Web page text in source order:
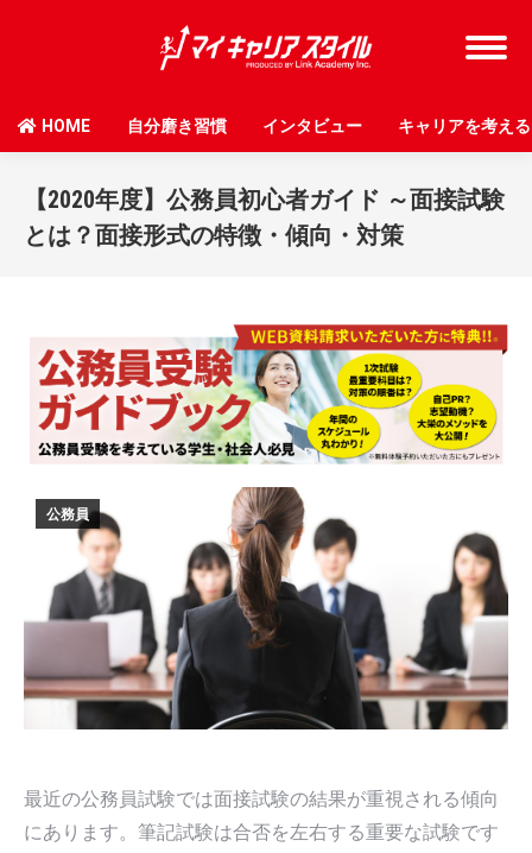
HOME 自分磨き習慣 インタビュー キャリアを考える
【2020年度】公務員初心者ガイド ～面接試験
とは？面接形式の特徴・傾向・対策
公務員
最近の公務員試験では面接試験の結果が重視される傾向
にあります。筆記試験は合否を左右する重要な試験です